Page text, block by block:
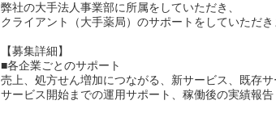
弊社の大手法人事業部に所属をしていただき、
クライアント（大手薬局）のサポートをしていただき
【募集詳細】
■各企業ごとのサポート
売上、処方せん増加につながる、新サービス、既存
サービス開始までの運用サポート、稼働後の実績報告